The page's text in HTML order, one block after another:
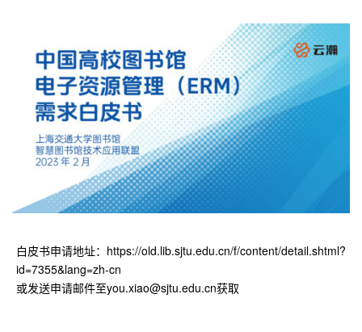
白皮书申请地址：https://old.lib.sjtu.edu.cn/f/content/detail.shtml?
id=7355&lang=zh-cn
或发送申请邮件至you.xiao@sjtu.edu.cn获取